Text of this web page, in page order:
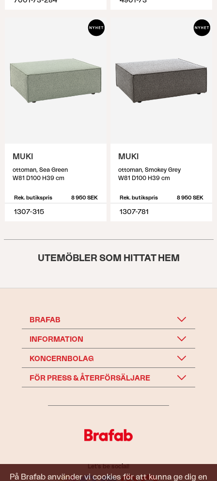
På Brafab använder vi cookies för att kunna ge dig en
MUKI
ottoman, Sea Green
W81 D100 H39 cm
Rek. butikspris 8 950 SEK
1307-315
MUKI
ottoman, Smokey Grey
W81 D100 H39 cm
Rek. butikspris 8 950 SEK
1307-781
UTEMÖBLER SOM HITTAT HEM
BRAFAB
INFORMATION
KONCERNBOLAG
FÖR PRESS & ÅTERFÖRSÄLJARE
Let's be social!